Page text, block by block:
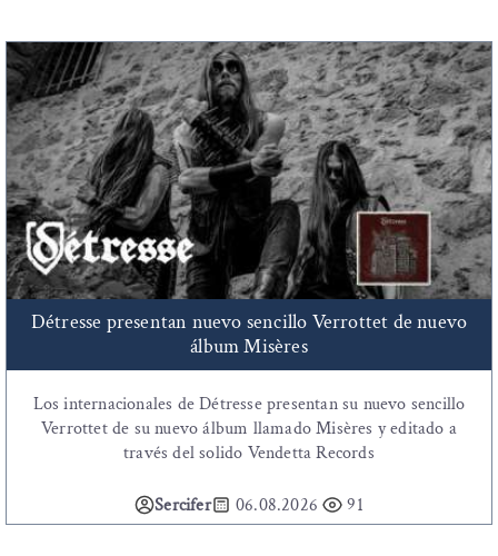
Détresse presentan nuevo sencillo Verrottet de nuevo
álbum Misères
Los internacionales de Détresse presentan su nuevo sencillo
Verrottet de su nuevo álbum llamado Misères y editado a
través del solido Vendetta Records
Sercifer 06.08.2026 91